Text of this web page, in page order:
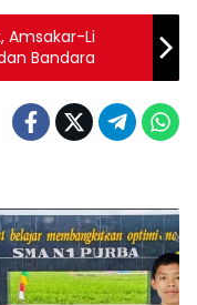
Amsakar-Li
Bandara